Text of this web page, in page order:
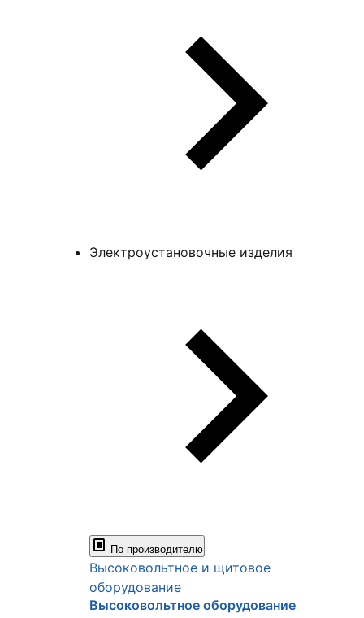
Электроустановочные изделия
По производителю
Высоковольтное и щитовое
оборудование
Высоковольтное оборудование